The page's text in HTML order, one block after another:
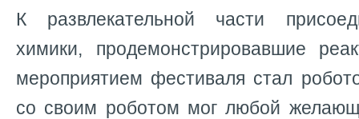
К развлекательной части
химики, продемонстрировавшие
мероприятием фестиваля стал
со своим роботом мог любой